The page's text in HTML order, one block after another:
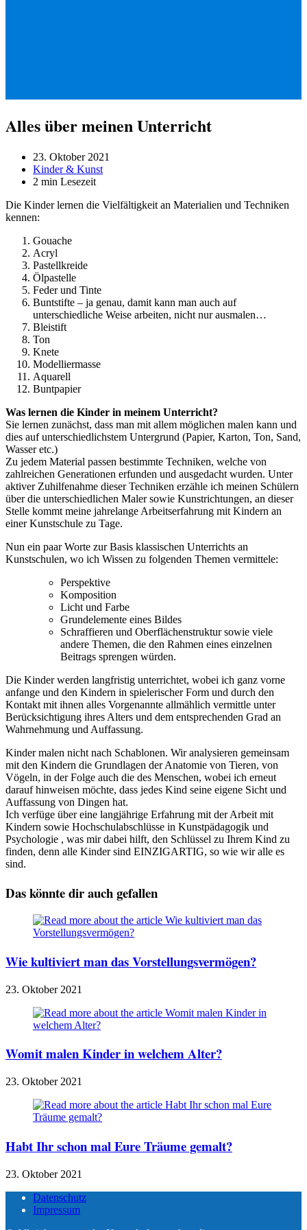
Alles über meinen Unterricht
Beitrag
veröffentlicht:
23. Oktober 2021
Beitrags-
Kategorie:
Kinder & Kunst
Lesedauer:
2 min Lesezeit
Die Kinder lernen die Vielfältigkeit an Materialien und Techniken
kennen:
Gouache
Acryl
Pastellkreide
Ölpastelle
Feder und Tinte
Buntstifte – ja genau, damit kann man auch auf
unterschiedliche Weise arbeiten, nicht nur ausmalen…
Bleistift
Ton
Knete
Modelliermasse
Aquarell
Buntpapier
Was lernen die Kinder in meinem Unterricht?
Sie lernen zunächst, dass man mit allem möglichen malen kann und
dies auf unterschiedlichstem Untergrund (Papier, Karton, Ton, Sand,
Wasser etc.)
Zu jedem Material passen bestimmte Techniken, welche von
zahlreichen Generationen erfunden und ausgedacht wurden. Unter
aktiver Zuhilfenahme dieser Techniken erzähle ich meinen Schülern
über die unterschiedlichen Maler sowie Kunstrichtungen, an dieser
Stelle kommt meine jahrelange Arbeitserfahrung mit Kindern an
einer Kunstschule zu Tage.
Nun ein paar Worte zur Basis klassischen Unterrichts an
Kunstschulen, wo ich Wissen zu folgenden Themen vermittele:
Perspektive
Komposition
Licht und Farbe
Grundelemente eines Bildes
Schraffieren und Oberflächenstruktur sowie viele
andere Themen, die den Rahmen eines einzelnen
Beitrags sprengen würden.
Die Kinder werden langfristig unterrichtet, wobei ich ganz vorne
anfange und den Kindern in spielerischer Form und durch den
Kontakt mit ihnen alles Vorgenannte allmählich vermittle unter
Berücksichtigung ihres Alters und dem entsprechenden Grad an
Wahrnehmung und Auffassung.
Kinder malen nicht nach Schablonen. Wir analysieren gemeinsam
mit den Kindern die Grundlagen der Anatomie von Tieren, von
Vögeln, in der Folge auch die des Menschen, wobei ich erneut
darauf hinweisen möchte, dass jedes Kind seine eigene Sicht und
Auffassung von Dingen hat.
Ich verfüge über eine langjährige Erfahrung mit der Arbeit mit
Kindern sowie Hochschulabschlüsse in Kunstpädagogik und
Psychologie , was mir dabei hilft, den Schlüssel zu Ihrem Kind zu
finden, denn alle Kinder sind EINZIGARTIG, so wie wir alle es
sind.
Das könnte dir auch gefallen
Wie kultiviert man das Vorstellungsvermögen?
23. Oktober 2021
Womit malen Kinder in welchem Alter?
23. Oktober 2021
Habt Ihr schon mal Eure Träume gemalt?
23. Oktober 2021
Datenschutz
Impressum